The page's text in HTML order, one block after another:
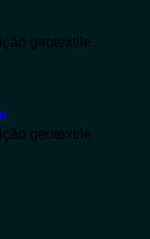
geotextile
geotextile